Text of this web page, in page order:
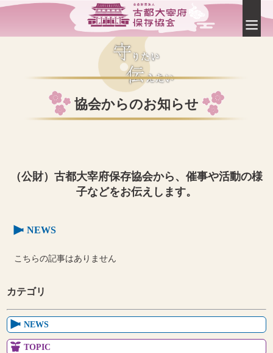
協会からのお知らせ
（公財）古都大宰府保存協会から、催事や活動の様
子などをお伝えします。
カテゴリ
NEWS
TOPIC
NEWS
こちらの記事はありません